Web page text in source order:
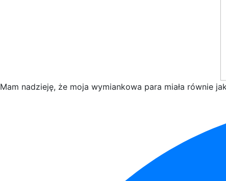
Mam nadzieję, że moja wymiankowa para miała równie